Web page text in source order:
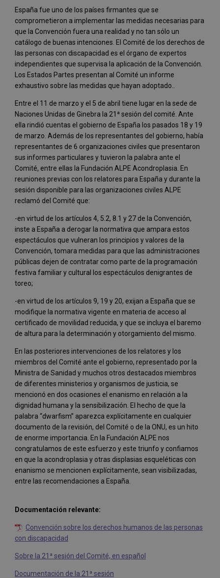
España fue uno de los países firmantes que se
comprometieron a implementar las medidas necesarias para
que la Convención fuera una realidad y no tan sólo un
catálogo de buenas intenciones. El Comité de los derechos de
las personas con discapacidad es el órgano de expertos
independientes que supervisa la aplicación de la Convención.
Los Estados Partes presentan al Comité un informe
exhaustivo sobre las medidas que hayan adoptado..
Entre el 11 de marzo y el 5 de abril tiene lugar en la sede de
Naciones Unidas de Ginebra la 21ª sesión del comité. Ante
ella rindió cuentas el gobierno de España los pasados 18 y 19
de marzo. Además de los representantes del gobierno, había
representantes de 6 organizaciones civiles que presentaron
sus informes particulares y tuvieron la palabra ante el
Comité, entre ellas la Fundación ALPE Acondroplasia. En
reuniones previas con los relatores para España y durante la
sesión disponible para las organizaciones civiles ALPE
reclamó del Comité que:
-en virtud de los artículos 4, 5.2, 8.1 y 27 de la Convención,
inste a España a derogar la normativa que ampara estos
espectáculos que vulneran los principios y valores de la
Convención, tomara medidas para que las administraciones
públicas dejen de contratar como parte de la programación
festiva familiar y cultural los espectáculos denigrantes de
toreo;
-en virtud de los artículos 9, 19 y 20, exijan a España que se
modifique la normativa vigente en materia de acceso al
certificado de movilidad reducida, y que se incluya el baremo
de altura para la determinación y otorgamiento del mismo.
En las posteriores intervenciones de los relatores y los
miembros del Comité ante el gobierno, representado por la
Ministra de Sanidad y muchos otros destacados miembros
de diferentes ministerios y organismos de justicia, se
mencionó en dos ocasiones el enanismo en relación a la
dignidad humana y la sensibilización. El hecho de que la
palabra “dwarfism” aparezca explícitamente en cualquier
documento de la revisión, del Comité o de la ONU, es un hito
de enorme importancia. En la Fundación ALPE nos
congratulamos de este esfuerzo y este triunfo y confiamos
en que la acondroplasia y otras displasias esqueléticas con
enanismo se mencionen explícitamente, sean visibilizadas,
entre las recomendaciones a España.
Documentación relevante:
Convención sobre los derechos humanos de las personas
con discapacidad
Sobre la 21ª sesión del Comité, en español
Documentación de la 21ª sesión